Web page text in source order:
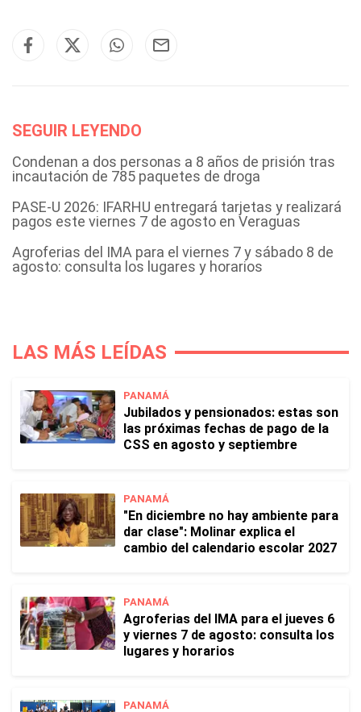
SEGUIR LEYENDO
Condenan a dos personas a 8 años de prisión tras
incautación de 785 paquetes de droga
PASE-U 2026: IFARHU entregará tarjetas y realizará
pagos este viernes 7 de agosto en Veraguas
Agroferias del IMA para el viernes 7 y sábado 8 de
agosto: consulta los lugares y horarios
LAS MÁS LEÍDAS
PANAMÁ
Jubilados y pensionados: estas son
las próximas fechas de pago de la
CSS en agosto y septiembre
PANAMÁ
"En diciembre no hay ambiente para
dar clase": Molinar explica el
cambio del calendario escolar 2027
PANAMÁ
Agroferias del IMA para el jueves 6
y viernes 7 de agosto: consulta los
lugares y horarios
PANAMÁ